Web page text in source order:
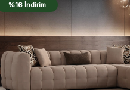
%16 İndirim